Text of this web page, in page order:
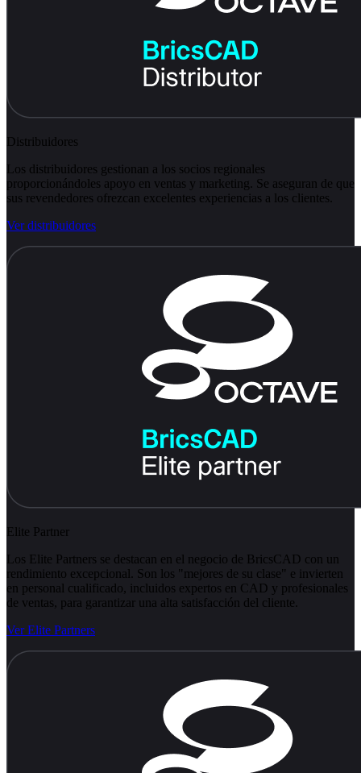
Distribuidores
Los distribuidores gestionan a los socios regionales
proporcionándoles apoyo en ventas y marketing. Se aseguran de que
sus revendedores ofrezcan excelentes experiencias a los clientes.
Ver distribuidores
Elite Partner
Los Elite Partners se destacan en el negocio de BricsCAD con un
rendimiento excepcional. Son los "mejores de su clase" e invierten
en personal cualificado, incluidos expertos en CAD y profesionales
de ventas, para garantizar una alta satisfacción del cliente.
Ver Elite Partners